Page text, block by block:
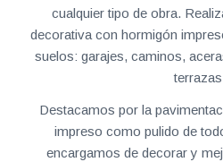
cualquier tipo de obra.
decorativa con hormigón
suelos: garajes, caminos,
Destacamos por la
impreso como pulido de
encargamos de decorar y